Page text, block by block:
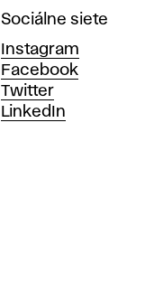
Sociálne siete
Instagram
Facebook
Twitter
LinkedIn